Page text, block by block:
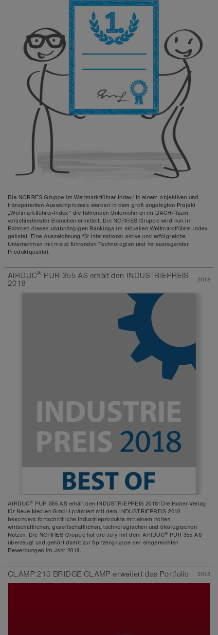
Die NORRES Gruppe im Weltmarktführer-Index! In einem objektiven und
transparenten Auswahlprozess werden in dem groß angelegten Projekt
„Weltmarktführer-Index“ die führenden Unternehmen im DACH-Raum
verschiedenster Branchen ermittelt. Die NORRES Gruppe wird nun im
Rahmen dieses unabhängigen Rankings im aktuellen Weltmarktführer-Index
gelistet. Eine Auszeichnung für international aktive und erfolgreiche
Unternehmen mit meist führenden Technologien und herausragender
Produktqualität.
AIRDUC® PUR 355 AS erhält den INDUSTRIEPREIS
2018
2018
AIRDUC® PUR 355 AS erhält den INDUSTRIEPREIS 2018! Die Huber Verlag
für Neue Medien GmbH prämiert mit dem INDUSTRIEPREIS 2018
besonders fortschrittliche Industrieprodukte mit einem hohen
wirtschaftlichen, gesellschaftlichen, technologischen und ökologischen
Nutzen. Die NORRES Gruppe hat die Jury mit dem AIRDUC® PUR 355 AS
überzeugt und gehört damit zur Spitzengruppe der eingereichten
Bewerbungen im Jahr 2018.
CLAMP 210 BRIDGE CLAMP erweitert das Portfolio 2018